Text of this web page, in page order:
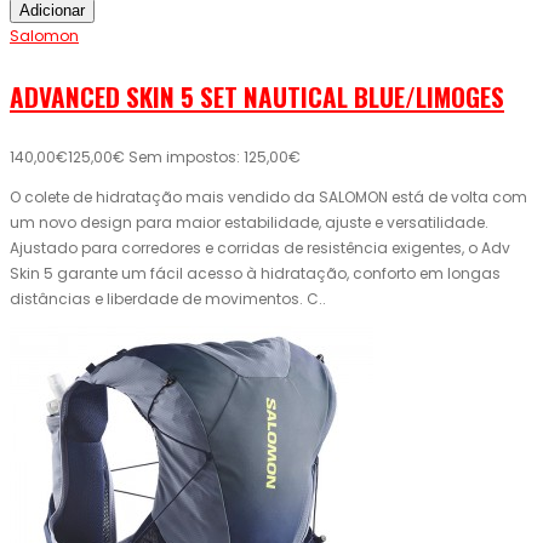
Adicionar
Salomon
ADVANCED SKIN 5 SET NAUTICAL BLUE/LIMOGES
140,00€125,00€ Sem impostos: 125,00€
O colete de hidratação mais vendido da SALOMON está de volta com
um novo design para maior estabilidade, ajuste e versatilidade.
Ajustado para corredores e corridas de resistência exigentes, o Adv
Skin 5 garante um fácil acesso à hidratação, conforto em longas
distâncias e liberdade de movimentos. C..